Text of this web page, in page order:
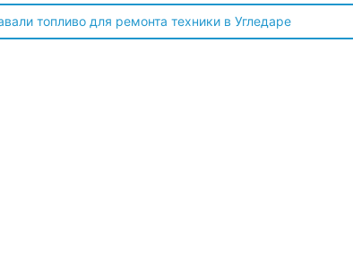
топливо для ремонта техники в Угледаре